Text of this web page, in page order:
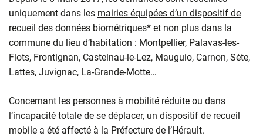
uniquement dans les mairies équipées d’un dispositif de
recueil des données biométriques* et non plus dans la
commune du lieu d’habitation : Montpellier, Palavas-les-
Flots, Frontignan, Castelnau-le-Lez, Mauguio, Carnon, Sète,
Lattes, Juvignac, La-Grande-Motte…
Concernant les personnes à mobilité réduite ou dans
l’incapacité totale de se déplacer, un dispositif de recueil
mobile a été affecté à la Préfecture de l’Hérault.